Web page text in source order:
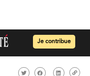
Je contribue